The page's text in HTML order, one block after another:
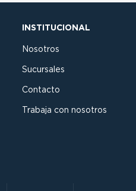
INSTITUCIONAL
Nosotros
Sucursales
Contacto
Trabaja con nosotros